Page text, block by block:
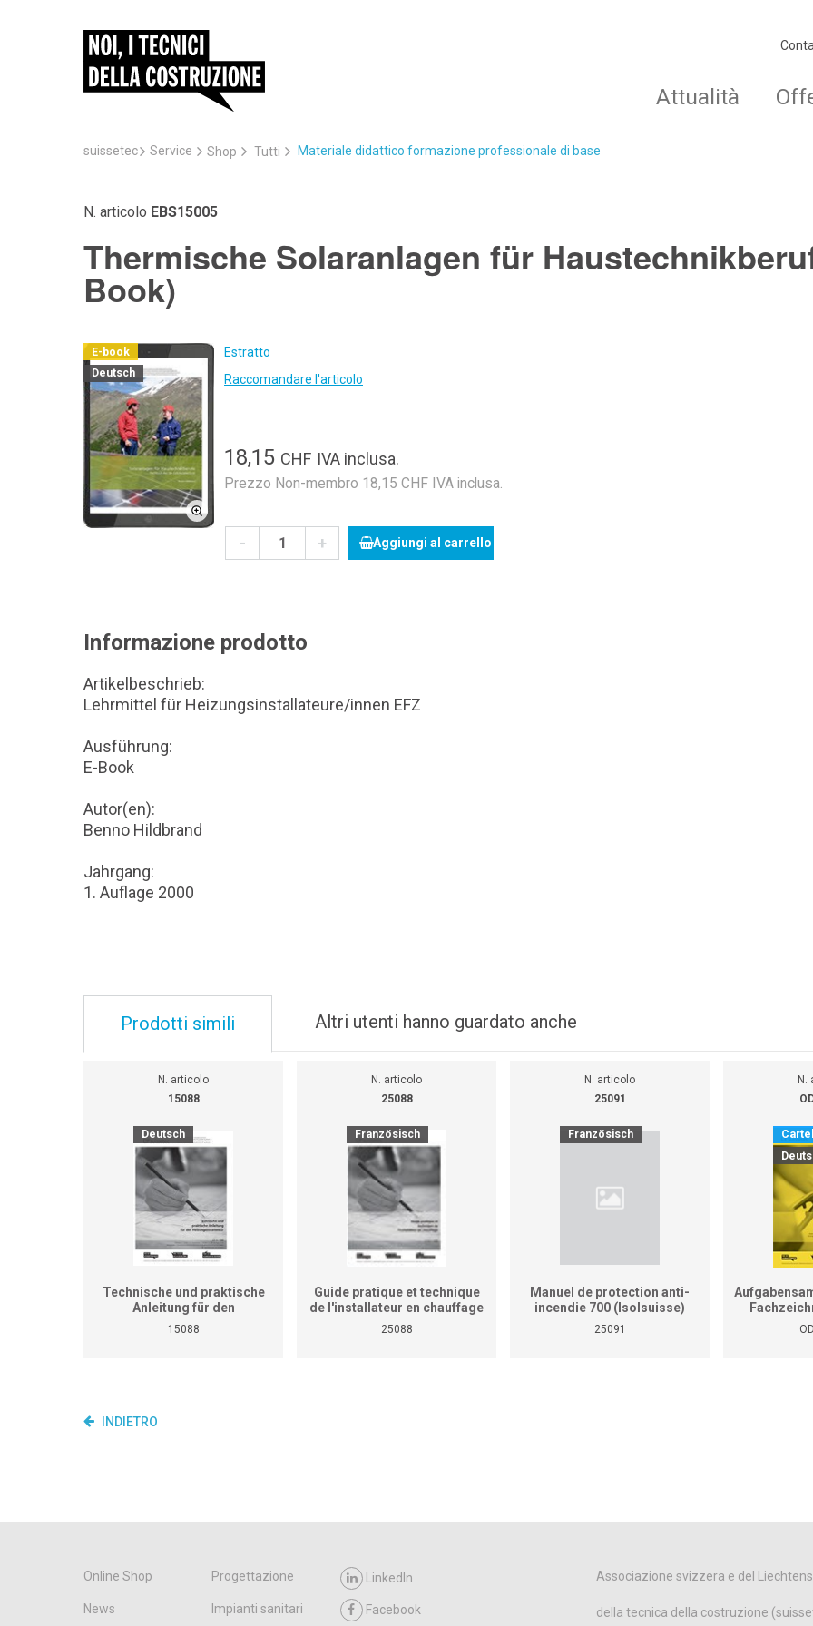
Attualità
suissetec Service Shop Tutti Materiale didattico formazione professionale di base
N. articolo EBS15005
Thermische Solaranlagen für
Book)
E-book
Deutsch
Estratto
Raccomandare l'articolo
18,15 CHF IVA inclusa.
Prezzo Non-membro 18,15 CHF IVA inclusa.
- + Aggiungi al carrello
Informazione prodotto
Artikelbeschrieb:
Lehrmittel für Heizungsinstallateure/innen EFZ
Ausführung:
E-Book
Autor(en):
Benno Hildbrand
Jahrgang:
1. Auflage 2000
Prodotti simili Altri utenti hanno guardato anche
N. articolo
15088
Deutsch
Technische und praktische
Anleitung für den
Heizungsinstallateur (ersetzt
nicht den praktischen
15088
N. articolo
25088
Französisch
Guide pratique et technique
de l'installateur en chauffage
(Ne remplace pas le manuel
de travaux pratiques pour
25088
N. articolo
25091
Französisch
Manuel de protection anti-
incendie 700 (Isolsuisse)
25091
N.
INDIETRO
Online Shop Progettazione
News Impianti sanitari
LinkedIn
Facebook
Associazione svizzera e del
della tecnica della costruzione